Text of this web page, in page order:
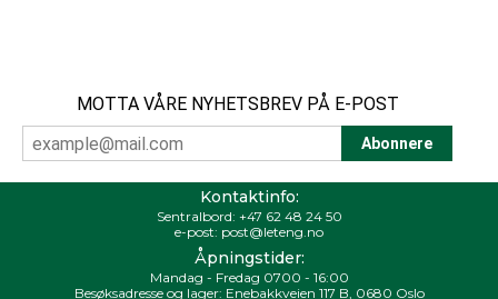
MOTTA VÅRE NYHETSBREV PÅ E-POST
Kontaktinfo:
Sentralbord: +47 62 48 24 50
e-post: post@leteng.no
Åpningstider:
Mandag - Fredag 0700 - 16:00
Besøksadresse og lager: Enebakkveien 117 B, 0680 Oslo